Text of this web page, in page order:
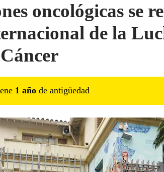
oncológicas se
de la
1 año de antigüedad